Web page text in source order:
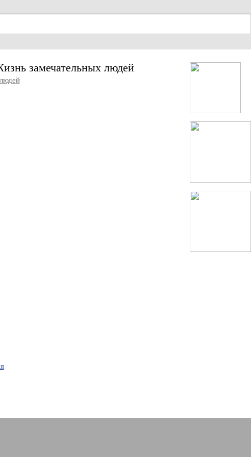
замечательных людей